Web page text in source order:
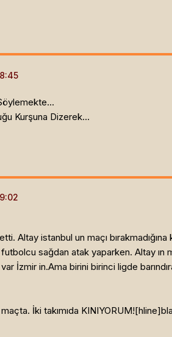
Kurşuna Dizerek...
Altay istanbul un maçı bırakmadığına
futbolcu sağdan atak yaparken. Altay
İzmir in.Ama birini birinci ligde
İki takımıda KINIYORUM![hline]